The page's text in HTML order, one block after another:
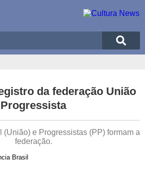
da federação União
Progressista
(União) e Progressistas (PP) formam a
federação.
Brasil